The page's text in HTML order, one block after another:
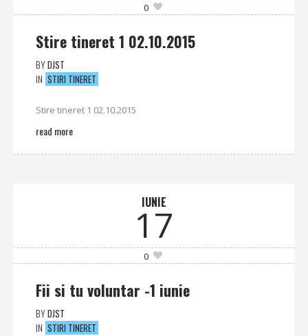
0
Stire tineret 1 02.10.2015
BYDJST
IN STIRI TINERET
Stire tineret 1 02.10.2015
read more
IUNIE
17
0
Fii si tu voluntar -1 iunie
BYDJST
IN STIRI TINERET